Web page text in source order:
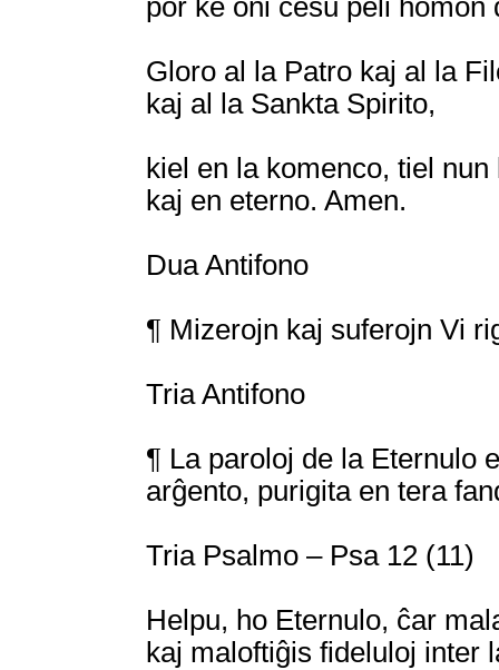
por ke oni ĉesu peli homon
Gloro al la Patro kaj al la
kaj al la Sankta Spirito,
kiel en la komenco, tiel
kaj en eterno. Amen.
Dua Antifono
¶ Mizerojn kaj suferojn Vi
Tria Antifono
¶ La paroloj de la Eternulo
arĝento, purigita en tera
Tria Psalmo – Psa 12 (11)
Helpu, ho Eternulo, ĉar
kaj maloftiĝis fideluloj inter